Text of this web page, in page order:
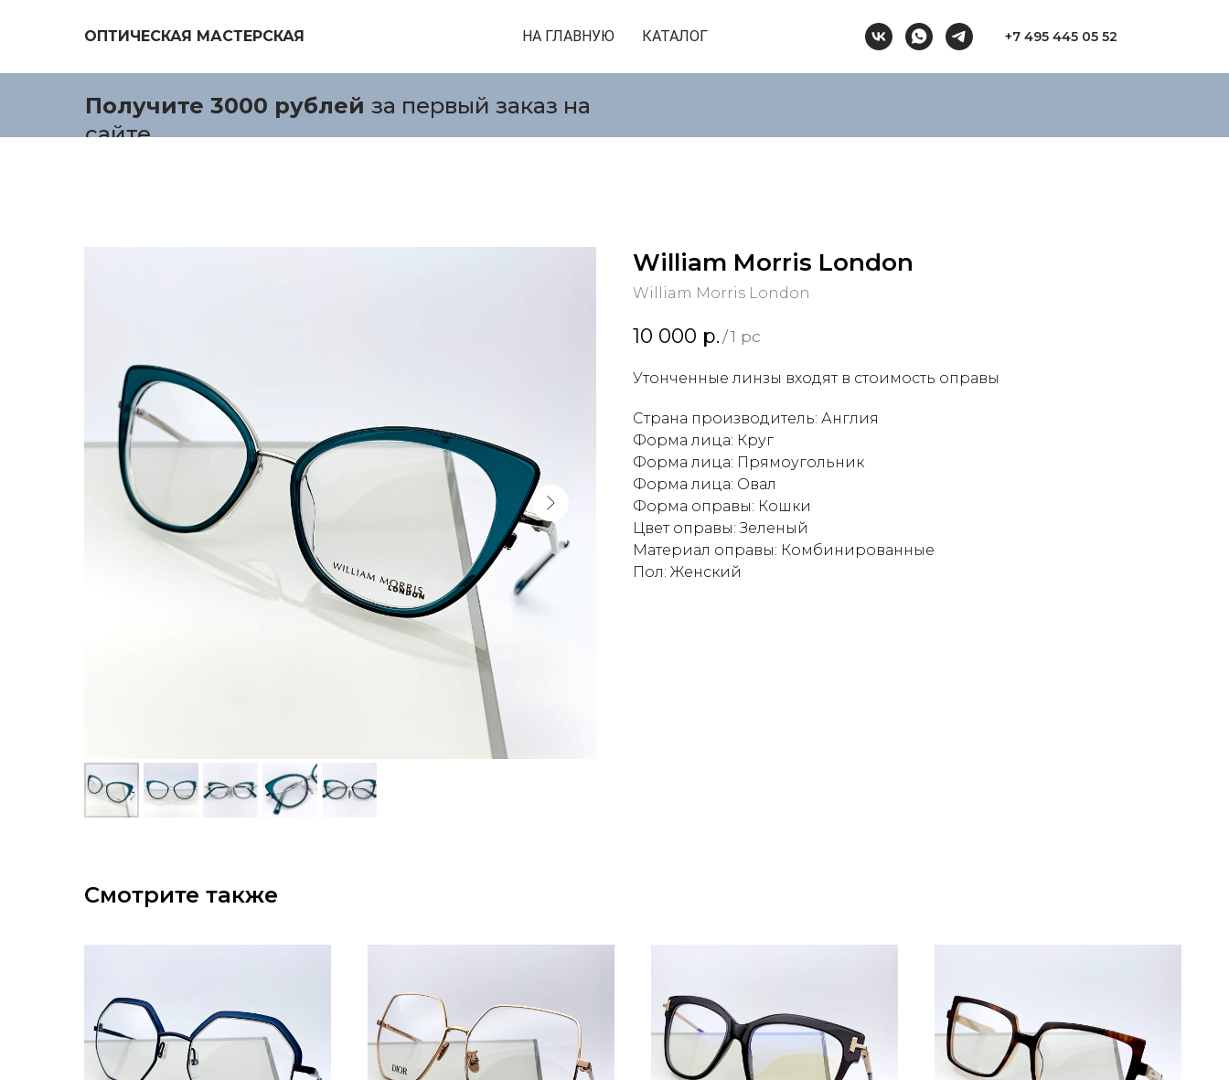
ОПТИЧЕСКАЯ МАСТЕРСКАЯ НА ГЛАВНУЮ КАТАЛОГ +7 495 445 05 52
Получите 3000 рублей за первый заказ на
сайте.
William Morris London
William Morris London
10 000 р. /1 pc
Утонченные линзы входят в стоимость оправы
Страна производитель: Англия
Форма лица: Круг
Форма лица: Прямоугольник
Форма лица: Овал
Форма оправы: Кошки
Цвет оправы: Зеленый
Материал оправы: Комбинированные
Пол: Женский
Смотрите также